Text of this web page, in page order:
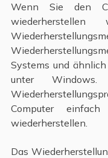
Wenn Sie den
Systems und
unter
Computer
wiederherstellen.
Das